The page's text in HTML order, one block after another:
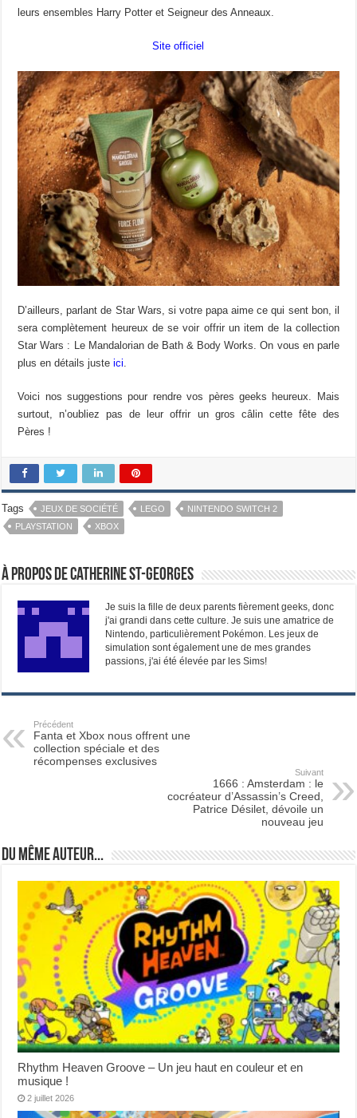
leurs ensembles Harry Potter et Seigneur des Anneaux.
Site officiel
D’ailleurs, parlant de Star Wars, si votre papa aime ce qui sent bon, il
sera complètement heureux de se voir offrir un item de la collection
Star Wars : Le Mandalorian de Bath & Body Works. On vous en parle
plus en détails justeici
Voici nos suggestions pour rendre vos pères geeks heureux. Mais
surtout, n’oubliez pas de leur offrir un gros câlin cette fête des
Pères !
Tags JEUX DE SOCIÉTÉ LEGO
NINTENDO SWITCH 2
PLAYSTATION
XBOX
À propos de Catherine St-Georges
Je suis la fille de deux parents fièrement geeks, donc
j'ai grandi dans cette culture. Je suis une amatrice de
Nintendo, particulièrement Pokémon. Les jeux de
simulation sont également une de mes grandes
passions, j'ai été élevée par les Sims!
Précédent
Fanta et Xbox nous offrent une
collection spéciale et des
récompenses exclusives
Suivant
1666 : Amsterdam : le
cocréateur d’Assassin’s Creed,
Patrice Désilet, dévoile un
nouveau jeu
Du même auteur...
Rhythm Heaven Groove – Un jeu haut en couleur et en
musique !
2 juillet 2026